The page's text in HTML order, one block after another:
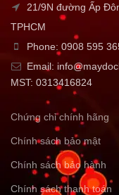
21/9N đường Ấp
TPHCM
Phone: 0908 595
Email:
MST: 0313416824
Chứng chỉ chính hãng
Chính sách bảo mật
Chính sách bảo hành
Chính sách thanh toán